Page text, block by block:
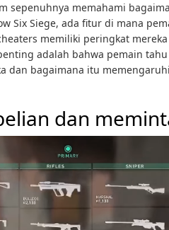
sepenuhnya memahami
Six Siege, ada fitur di mana
memiliki peringkat mereka
adalah bahwa pemain
dan bagaimana itu
dan